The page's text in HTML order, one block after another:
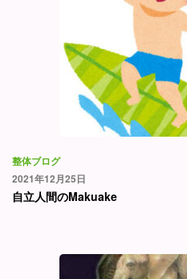
整体ブログ
2021年12月25日
自立人間のMakuake